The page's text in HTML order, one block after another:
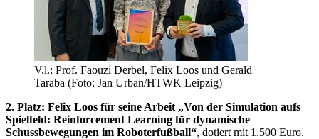
V.l.: Prof. Faouzi Derbel, Felix Loos und Gerald
Taraba (Foto: Jan Urban/HTWK Leipzig)
2. Platz: Felix Loos für seine Arbeit „Von der Simulation aufs
Spielfeld: Reinforcement Learning für dynamische
Schussbewegungen im Roboterfußball“, dotiert mit 1.500 Euro.